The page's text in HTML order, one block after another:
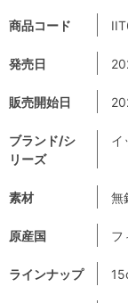
商品コード
発売日
販売開始日
ブランド/シ
リーズ
イ
素材 無
原産国 フ
ラインナップ